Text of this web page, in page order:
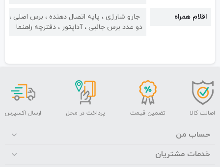
اقلام همراه
جارو شارژی ، پایه اتصال دهنده ، برس اصلی ،
دو عدد برس جانبی ، آداپتور ، دفترچه راهنما
اصالت کالا تضمین قیمت پرداخت در محل ارسال اکسپرس
حساب من
خدمات مشتریان